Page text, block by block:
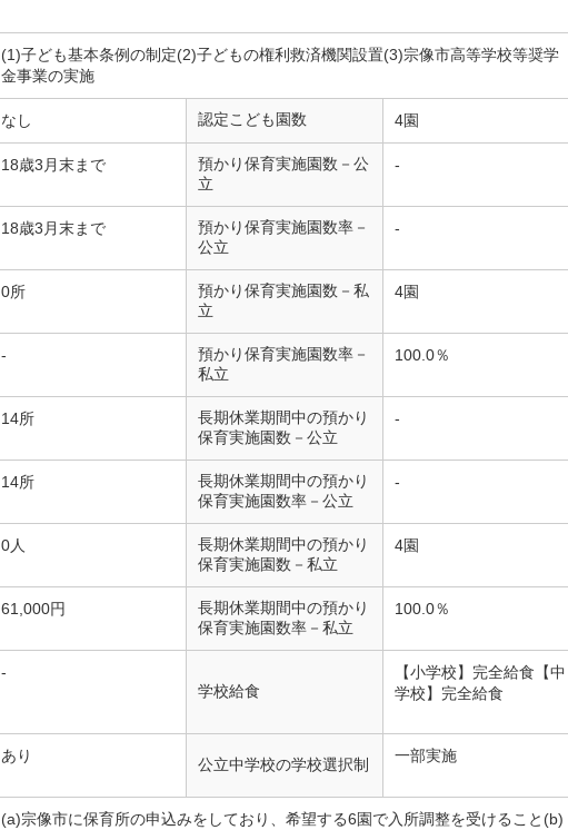
(1)子ども基本条例の制定(2)子どもの権利救済機関設置(3)宗像市高等学校等奨学
金事業の実施
なし 認定こども園数 4園
18歳3月末まで
預かり保育実施園数－公
立
-
18歳3月末まで
預かり保育実施園数率－
公立
-
0所
預かり保育実施園数－私
立
4園
-
預かり保育実施園数率－
私立
100.0％
14所
長期休業期間中の預かり
保育実施園数－公立
-
14所
長期休業期間中の預かり
保育実施園数率－公立
-
0人
長期休業期間中の預かり
保育実施園数－私立
4園
61,000円
長期休業期間中の預かり
保育実施園数率－私立
100.0％
-
学校給食
【小学校】完全給食【中
学校】完全給食
あり 公立中学校の学校選択制 一部実施
(a)宗像市に保育所の申込みをしており、希望する6園で入所調整を受けること(b)